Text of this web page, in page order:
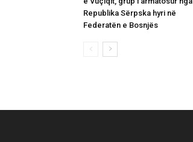
Republika Sërpska hyri në
Federatën e Bosnjës